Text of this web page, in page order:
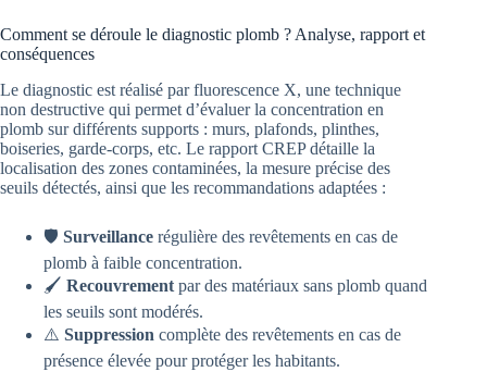
Comment se déroule le diagnostic plomb ? Analyse, rapport et
conséquences
Le diagnostic est réalisé par fluorescence X, une technique
non destructive qui permet d’évaluer la concentration en
plomb sur différents supports : murs, plafonds, plinthes,
boiseries, garde-corps, etc. Le rapport CREP détaille la
localisation des zones contaminées, la mesure précise des
seuils détectés, ainsi que les recommandations adaptées :
🛡️ Surveillance régulière des revêtements en cas de
plomb à faible concentration.
🖌️ Recouvrement par des matériaux sans plomb quand
les seuils sont modérés.
⚠️ Suppression complète des revêtements en cas de
présence élevée pour protéger les habitants.